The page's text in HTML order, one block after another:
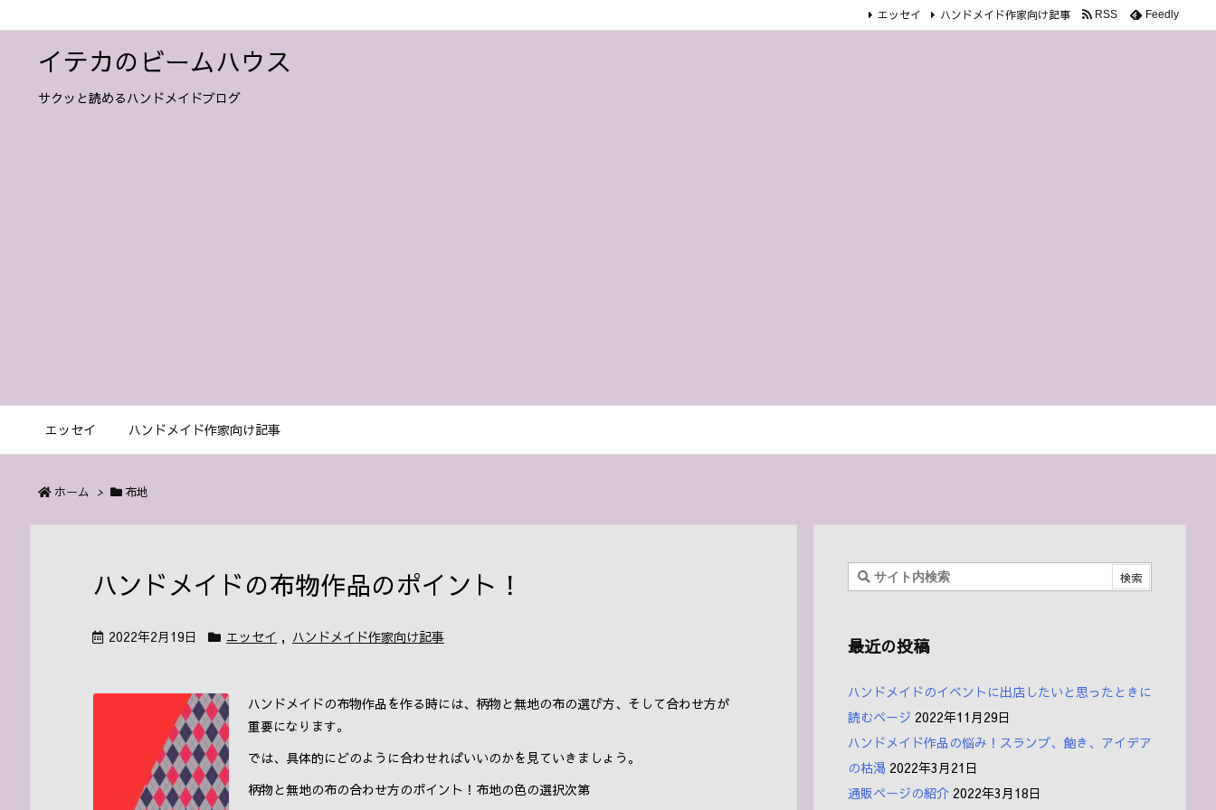
イテカのビームハウス
サクッと読めるハンドメイドブログ
エッセイ ハンドメイド作家向け記事
エッセイ ハンドメイド作家向け記事 RSS Feedly
ホーム > 布地
ハンドメイドの布物作品のポイント！
2022年2月19日 エッセイ , ハンドメイド作家向け記事
ハンドメイドの布物作品を作る時には、柄物と無地の布の選び方、そして合わせ方が
重要になります。
では、具体的にどのように合わせればいいのかを見ていきましょう。
柄物と無地の布の合わせ方のポイント！布地の色の選択次第
最近の投稿
ハンドメイドのイベントに出店したいと思ったときに
読むページ 2022年11月29日
ハンドメイド作品の悩み！スランプ、飽き、アイデア
の枯渇 2022年3月21日
通販ページの紹介 2022年3月18日